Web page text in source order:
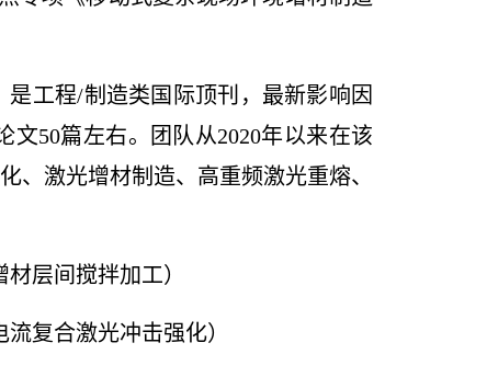
是工程/制造类国际顶刊，最新影响因
文50篇左右。团队从2020年以来在该
、激光增材制造、高重频激光重熔、
材层间搅拌加工）
流复合激光冲击强化）